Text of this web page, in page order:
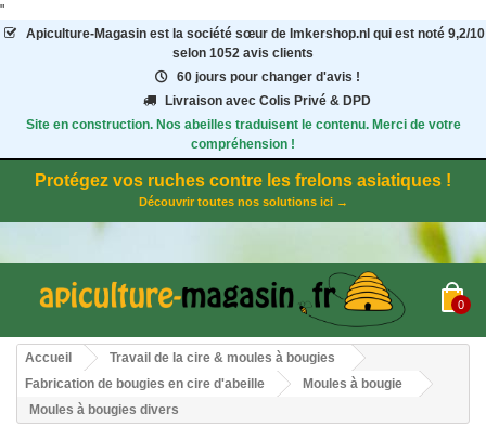
"
Apiculture-Magasinest la société sœur de Imkershop.nl qui est noté 9,2/10
selon 1052 avis clients
60 jours pour changer d'avis !
Livraison avec Colis Privé & DPD
Site en construction. Nos abeilles traduisent le contenu. Merci de votre
compréhension !
Protégez vos ruches contre les frelons asiatiques !
Découvrir toutes nos solutions ici →
0
Accueil
Travail de la cire & moules à bougies
Fabrication de bougies en cire d'abeille
Moules à bougie
Moules à bougies divers